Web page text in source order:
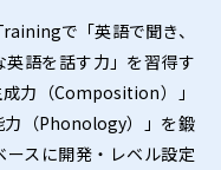
で「英語で聞き、
語を話す力」を習得す
力（Composition）」
力（Phonology）」を鍛
スに開発・レベル設定